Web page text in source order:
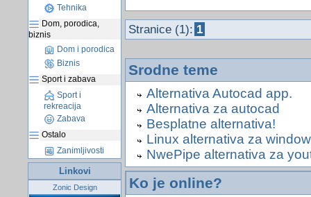
Tehnika
Dom, porodica,
biznis
Dom i porodica
Biznis
Sport i zabava
Sport i
rekreacija
Zabava
Ostalo
Zanimljivosti
Linkovi
Zonic Design
Stranice (1): 1
Srodne teme
Alternativa Autocad app.
Alternativa za autocad
Besplatne alternativa!
Linux alternativa za
NwePipe alternativa za
Ko je online?